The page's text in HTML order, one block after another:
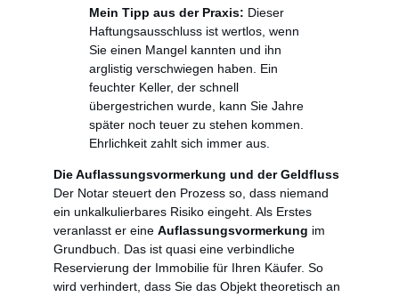
Mein Tipp aus der Praxis: Dieser
Haftungsausschluss ist wertlos, wenn
Sie einen Mangel kannten und ihn
arglistig verschwiegen haben. Ein
feuchter Keller, der schnell
übergestrichen wurde, kann Sie Jahre
später noch teuer zu stehen kommen.
Ehrlichkeit zahlt sich immer aus.
Die Auflassungsvormerkung und der Geldfluss
Der Notar steuert den Prozess so, dass niemand
ein unkalkulierbares Risiko eingeht. Als Erstes
veranlasst er eine Auflassungsvormerkung im
Grundbuch. Das ist quasi eine verbindliche
Reservierung der Immobilie für Ihren Käufer. So
wird verhindert, dass Sie das Objekt theoretisch an